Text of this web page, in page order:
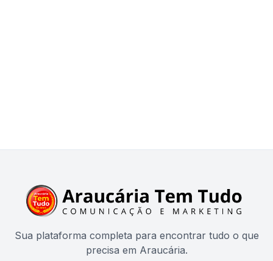
Sua plataforma completa para encontrar tudo o que
precisa em Araucária.